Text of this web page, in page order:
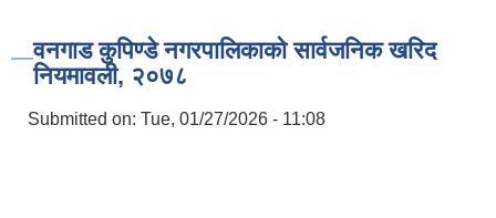
वनगाड कुपिण्डे नगरपालिकाको सार्वजनिक खरिद
नियमावली, २०७८
Submitted on: Tue, 01/27/2026 - 11:08